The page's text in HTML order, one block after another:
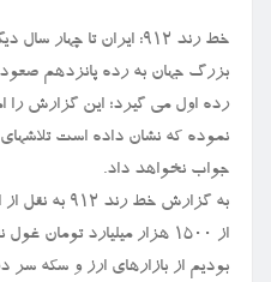
خط رند ۹۱۲: ایران تا
بزرگ جهان به رده پانزدهم
رده اول می گیرد؛ این گزارش را
نموده که نشان داده است
جواب نخواهد داد.
به گزارش خط
از ۱۵۰۰ هزار میلیارد